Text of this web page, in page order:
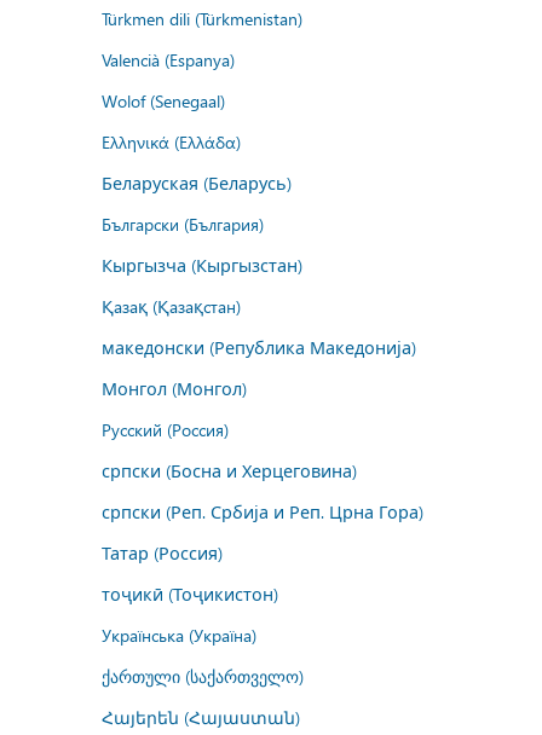
Türkmen dili (Türkmenistan)
Valencià (Espanya)
Wolof (Senegaal)
Ελληνικά (Ελλάδα)
Беларуская (Беларусь)
Български (България)
Кыргызча (Кыргызстан)
Қазақ (Қазақстан)
македонски (Република Македонија)
Монгол (Монгол)
Русский (Россия)
српски (Босна и Херцеговина)
српски (Реп. Србија и Реп. Црна Гора)
Татар (Россия)
тоҷикӣ (Тоҷикистон)
Українська (Україна)
ქართული (საქართველო)
Հայերեն (Հայաստան)